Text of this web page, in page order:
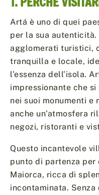
Artá è uno di quei
per la sua
agglomerati turistici,
tranquilla e locale,
l’essenza dell’isola.
impressionante che
nei suoi monumenti e
anche un’atmosfera
negozi, ristoranti e
Questo incantevole
punto di partenza
Maiorca, ricca di
incontaminata.